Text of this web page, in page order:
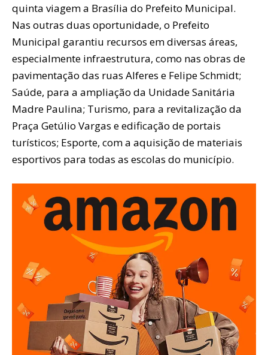
quinta viagem a Brasília do Prefeito Municipal.
Nas outras duas oportunidade, o Prefeito
Municipal garantiu recursos em diversas áreas,
especialmente infraestrutura, como nas obras de
pavimentação das ruas Alferes e Felipe Schmidt;
Saúde, para a ampliação da Unidade Sanitária
Madre Paulina; Turismo, para a revitalização da
Praça Getúlio Vargas e edificação de portais
turísticos; Esporte, com a aquisição de materiais
esportivos para todas as escolas do município.